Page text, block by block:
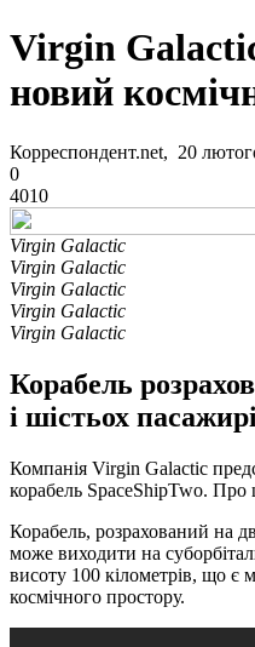
Virgin
новий
Корреспондент.net, 20
0
4010
Virgin Galactic
Virgin Galactic
Virgin Galactic
Virgin Galactic
Virgin Galactic
Корабель
і шістьох
Компанія Virgin Galactic
корабель SpaceShipTwo. Про
Корабель, розрахований на
може виходити на
висоту 100 кілометрів, що
космічного простору.